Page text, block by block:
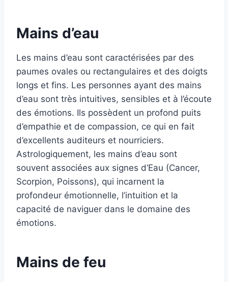
Mains d’eau
Les mains d’eau sont caractérisées par des
paumes ovales ou rectangulaires et des doigts
longs et fins. Les personnes ayant des mains
d’eau sont très intuitives, sensibles et à l’écoute
des émotions. Ils possèdent un profond puits
d’empathie et de compassion, ce qui en fait
d’excellents auditeurs et nourriciers.
Astrologiquement, les mains d’eau sont
souvent associées aux signes d’Eau (Cancer,
Scorpion, Poissons), qui incarnent la
profondeur émotionnelle, l’intuition et la
capacité de naviguer dans le domaine des
émotions.
Mains de feu